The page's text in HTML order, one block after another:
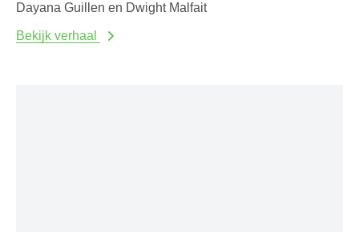
Dayana Guillen en Dwight Malfait
Bekijk verhaal